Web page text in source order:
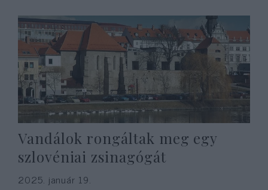
Vandálok rongáltak meg egy
szlovéniai zsinagógát
2025. január 19.